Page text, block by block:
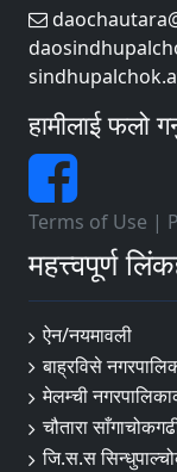
हामीलाई फलो
Terms of Use |
महत्त्वपूर्ण
ऐन/नयमावली
बाह्रविसे
मेलम्ची
चौतारा
जि.स.स